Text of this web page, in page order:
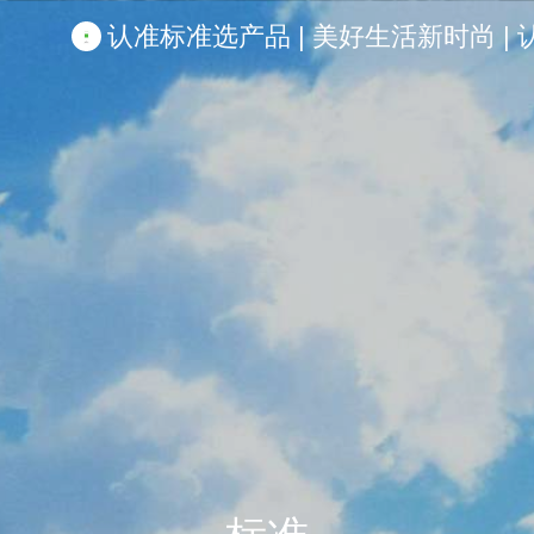
认准标准选产品 | 美好生活新时尚 |